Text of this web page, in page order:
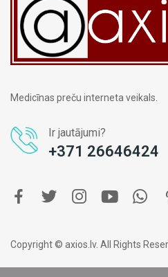
Medicīnas preču interneta veikals.
Ir jautājumi?
+371 26646424
Copyright © axios.lv. All Rights